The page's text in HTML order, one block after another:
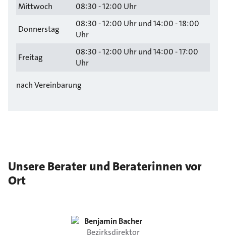
Mittwoch
08:30 - 12:00 Uhr
Donnerstag
08:30 - 12:00 Uhr und 14:00 - 18:00
Uhr
Freitag
08:30 - 12:00 Uhr und 14:00 - 17:00
Uhr
nach Vereinbarung
Unsere Berater und Beraterinnen vor
Ort
Benjamin Bacher
Bezirksdirektor